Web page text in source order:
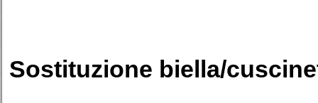
Sostituzione biella/